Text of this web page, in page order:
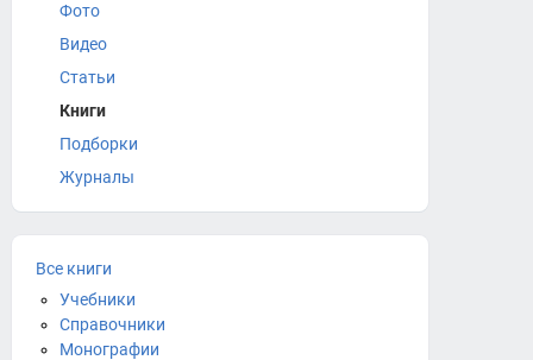
Фото
Видео
Статьи
Книги
Подборки
Журналы
Все книги
Учебники
Справочники
Монографии